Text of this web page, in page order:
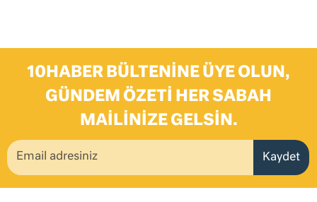
10HABER BÜLTENINE ÜYE OLUN,
GÜNDEM ÖZETI HER SABAH
MAILINIZE GELSIN.
Kaydet